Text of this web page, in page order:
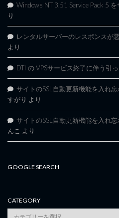
Windows NT 3.51 Service Pack 5
り
レンタルサーバーのレスポンスが
より
DTI の VPSサービス終了に伴う引
サイトのSSL自動更新機能を入れ
すがり より
サイトのSSL自動更新機能を入れ
んこ より
GOOGLE SEARCH
CATEGORY
category